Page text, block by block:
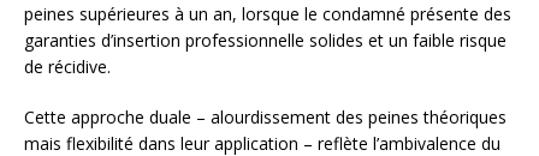
peines supérieures à un an, lorsque le condamné présente des
garanties d’insertion professionnelle solides et un faible risque
de récidive.
Cette approche duale – alourdissement des peines théoriques
mais flexibilité dans leur application – reflète l’ambivalence du